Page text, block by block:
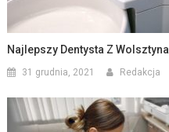
Najlepszy Dentysta Z Wolsztyna
31 grudnia, 2021 Redakcja